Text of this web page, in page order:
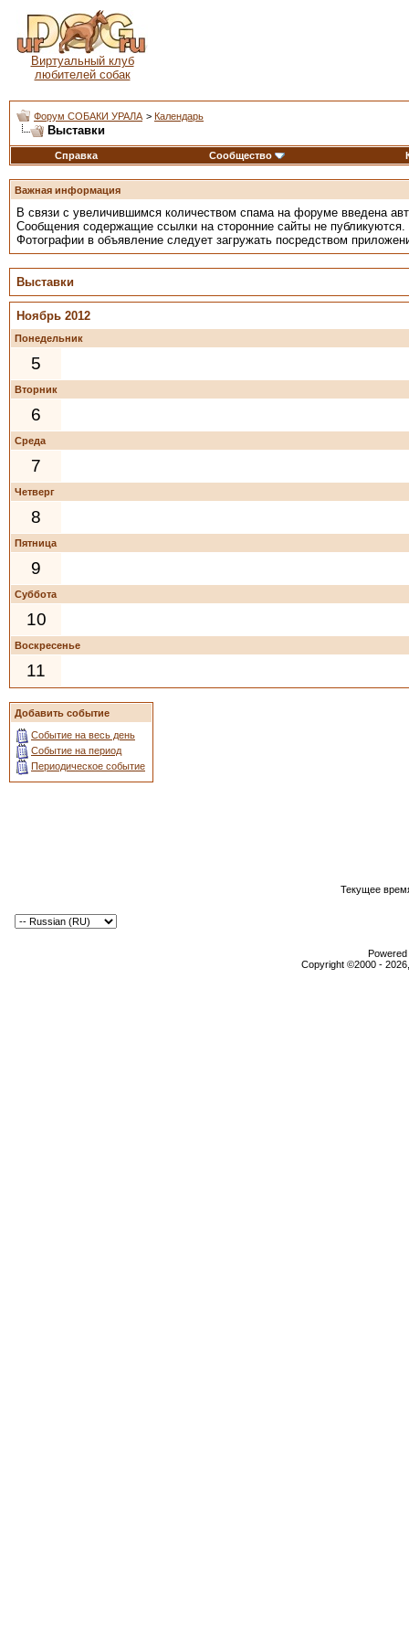
Виртуальный клуб
любителей собак
Форум СОБАКИ УРАЛА > Календарь
Выставки
Справка Сообщество
Важная информация
В связи с увеличившимся количеством спама на форуме введена
Сообщения содержащие ссылки на сторонние сайты не публикуются.
Фотографии в объявление следует загружать посредством
Выставки
Ноябрь 2012
Понедельник
5
Вторник
6
Среда
7
Четверг
8
Пятница
9
Суббота
10
Воскресенье
11
Добавить событие
Событие на весь день
Событие на период
Периодическое событие
Текущее
Copyright ©2000 -